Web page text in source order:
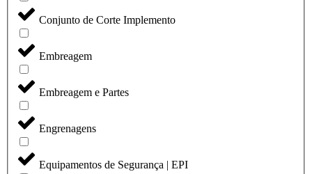
Conjunto de Corte Implemento
Embreagem
Embreagem e Partes
Engrenagens
Equipamentos de Segurança | EPI